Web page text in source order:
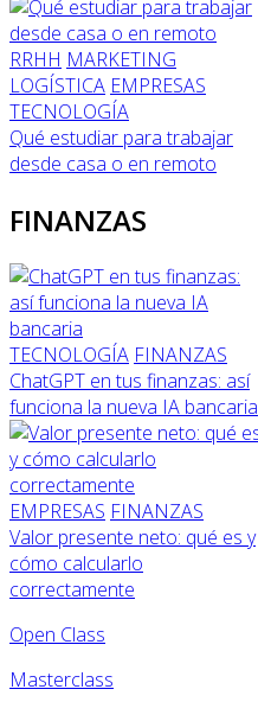
RRHH MARKETING
LOGÍSTICA EMPRESAS
TECNOLOGÍA
Qué estudiar para trabajar
desde casa o en remoto
FINANZAS
TECNOLOGÍA FINANZAS
ChatGPT en tus finanzas: así
funciona la nueva IA bancaria
EMPRESAS FINANZAS
Valor presente neto: qué es y
cómo calcularlo
correctamente
Open Class
Masterclass